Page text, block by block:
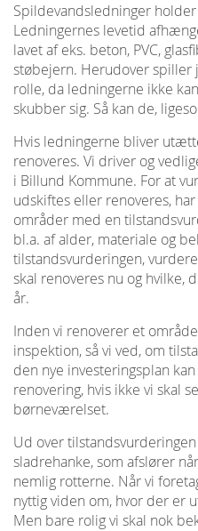
Spildevandsledninger
Ledningernes levetid
lavet af eks. beton, PVC,
støbejern. Herudover
rolle, da ledningerne ikke
skubber sig. Så kan de,
Hvis ledningerne bliver
renoveres. Vi driver og
i Billund Kommune. For at
udskiftes eller renoveres,
områder med en
bl.a. af alder, materiale og
tilstandsvurderingen,
skal renoveres nu og hvilke,
år.
Inden vi renoverer et
inspektion, så vi ved, om
den nye investeringsplan
renovering, hvis ikke vi skal
børneværelset.
Ud over
sladrehanke, som afslører
nemlig rotterne. Når vi
nyttig viden om, hvor der er
Men bare rolig vi skal nok